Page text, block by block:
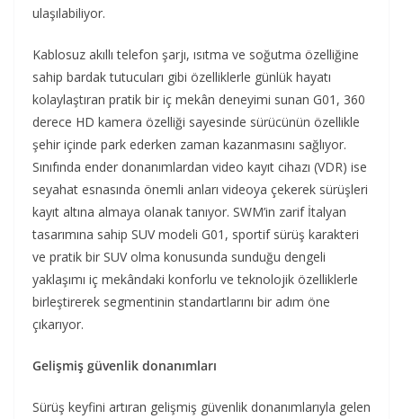
ulaşılabiliyor.
Kablosuz akıllı telefon şarjı, ısıtma ve soğutma özelliğine
sahip bardak tutucuları gibi özelliklerle günlük hayatı
kolaylaştıran pratik bir iç mekân deneyimi sunan G01, 360
derece HD kamera özelliği sayesinde sürücünün özellikle
şehir içinde park ederken zaman kazanmasını sağlıyor.
Sınıfında ender donanımlardan video kayıt cihazı (VDR) ise
seyahat esnasında önemli anları videoya çekerek sürüşleri
kayıt altına almaya olanak tanıyor. SWM’in zarif İtalyan
tasarımına sahip SUV modeli G01, sportif sürüş karakteri
ve pratik bir SUV olma konusunda sunduğu dengeli
yaklaşımı iç mekândaki konforlu ve teknolojik özelliklerle
birleştirerek segmentinin standartlarını bir adım öne
çıkarıyor.
Gelişmiş güvenlik donanımları
Sürüş keyfini artıran gelişmiş güvenlik donanımlarıyla gelen